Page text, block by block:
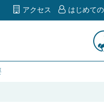
アクセス はじめて